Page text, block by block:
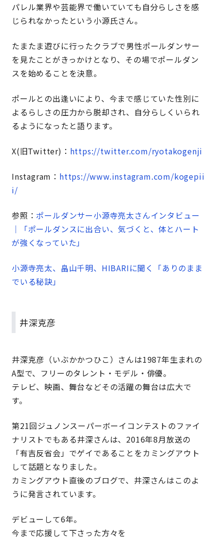
パレル業界や芸能界で働いていても自分らしさを感
じられなかったという小源氏さん。
たまたま遊びに行ったクラブで男性ポールダンサー
を見たことがきっかけとなり、その場でポールダン
スを始めることを決意。
ポールとの出逢いにより、今まで感じていた性別に
よるらしさの圧力から脱却され、自分らしくいられ
るようになったと語ります。
X(旧Twitter)： https://twitter.com/ryotakogenji
Instagram： https://www.instagram.com/kogepii
i/
参照： ポールダンサー小源寺亮太さんインタビュー
｜「ポールダンスに出合い、気づくと、体とハート
が強くなっていた」
小源寺亮太、畠山千明、HIBARIに聞く「ありのまま
でいる秘訣」
井深克彦
井深克彦（いぶかかつひこ）さんは1987年生まれの
A型で、フリーのタレント・モデル・俳優。
テレビ、映画、舞台などその活躍の舞台は広大で
す。
第21回ジュノンスーパーボーイコンテストのファイ
ナリストでもある井深さんは、2016年8月放送の
「有吉反省会」でゲイであることをカミングアウト
して話題となりました。
カミングアウト直後のブログで、井深さんはこのよ
うに発言されています。
デビューして6年。
今まで応援して下さった方々を